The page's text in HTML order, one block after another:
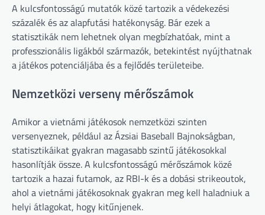
A kulcsfontosságú mutatók közé tartozik a védekezési
százalék és az alapfutási hatékonyság. Bár ezek a
statisztikák nem lehetnek olyan megbízhatóak, mint a
professzionális ligákból származók, betekintést nyújthatnak
a játékos potenciáljába és a fejlődés területeibe.
Nemzetközi verseny mérőszámok
Amikor a vietnámi játékosok nemzetközi szinten
versenyeznek, például az Ázsiai Baseball Bajnokságban,
statisztikáikat gyakran magasabb szintű játékosokkal
hasonlítják össze. A kulcsfontosságú mérőszámok közé
tartozik a hazai futamok, az RBI-k és a dobási strikeoutok,
ahol a vietnámi játékosoknak gyakran meg kell haladniuk a
helyi átlagokat, hogy kitűnjenek.